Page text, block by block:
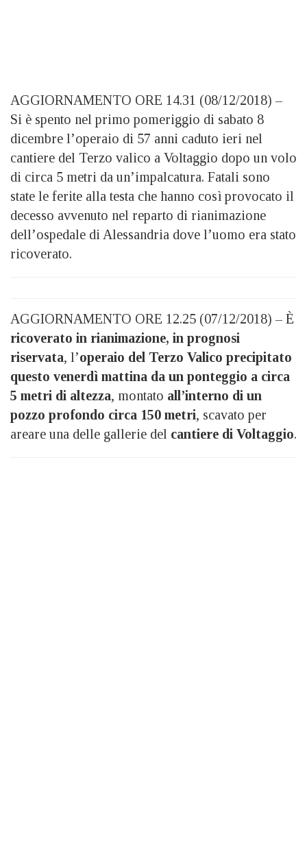
AGGIORNAMENTO ORE 14.31 (08/12/2018) –
Si è spento nel primo pomeriggio di sabato 8
dicembre l’operaio di 57 anni caduto ieri nel
cantiere del Terzo valico a Voltaggio dopo un volo
di circa 5 metri da un’impalcatura. Fatali sono
state le ferite alla testa che hanno così provocato il
decesso avvenuto nel reparto di rianimazione
dell’ospedale di Alessandria dove l’uomo era stato
ricoverato.
AGGIORNAMENTO ORE 12.25 (07/12/2018) – È
ricoverato in rianimazione, in prognosi
riservata, l’operaio del Terzo Valico precipitato
questo venerdì mattina da un ponteggio a circa
5 metri di altezza, montato all’interno di un
pozzo profondo circa 150 metri, scavato per
areare una delle gallerie del cantiere di Voltaggio.